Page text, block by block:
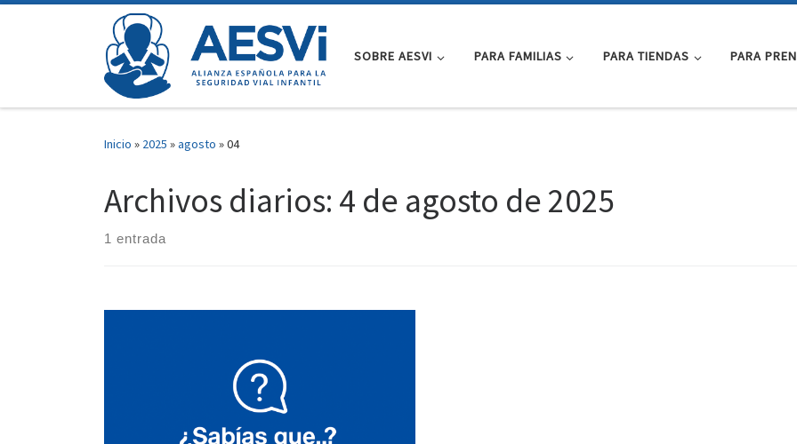
Saltar al contenido
SOBRE AESVI PARA FAMILIAS PARA TIENDAS PARA
Inicio » 2025 »agosto »04
Archivos diarios: 4 de agosto de 2025
1 entrada
Nunca dejes al niño ni siquiera «solo un minuto».
Incluso con la ventana un poco abierta, la temperatura
en un coche puede subir muy […]